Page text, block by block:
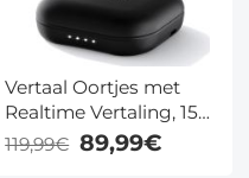
Vertaal Oortjes met
Realtime Vertaling, 150
Talen, Offline
Ondersteuning en
119,99€ 89,99€